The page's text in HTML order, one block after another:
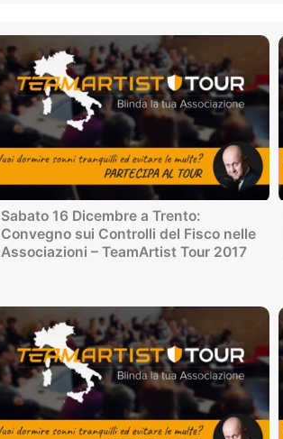
Sabato 16 Dicembre a Trento:
Convegno sui Controlli del Fisco nelle
Associazioni – TeamArtist Tour 2017